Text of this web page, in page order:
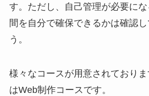
す。ただし、自己管理が必要に
間を自分で確保できるかは確認し
う。
様々なコースが用意されており
はWeb制作コースです。